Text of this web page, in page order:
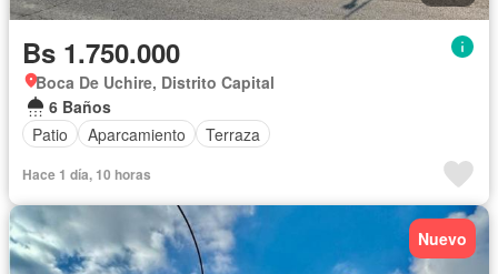
Bs 1.750.000
Boca De Uchire, Distrito Capital
6 Baños
Patio
Aparcamiento Terraza
Hace 1 día, 10 horas
Nuevo